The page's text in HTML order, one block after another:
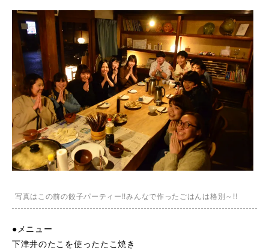
写真はこの前の餃子パーティー!!みんなで作ったごはんは格別～!!
●メニュー
下津井のたこを使ったたこ焼き